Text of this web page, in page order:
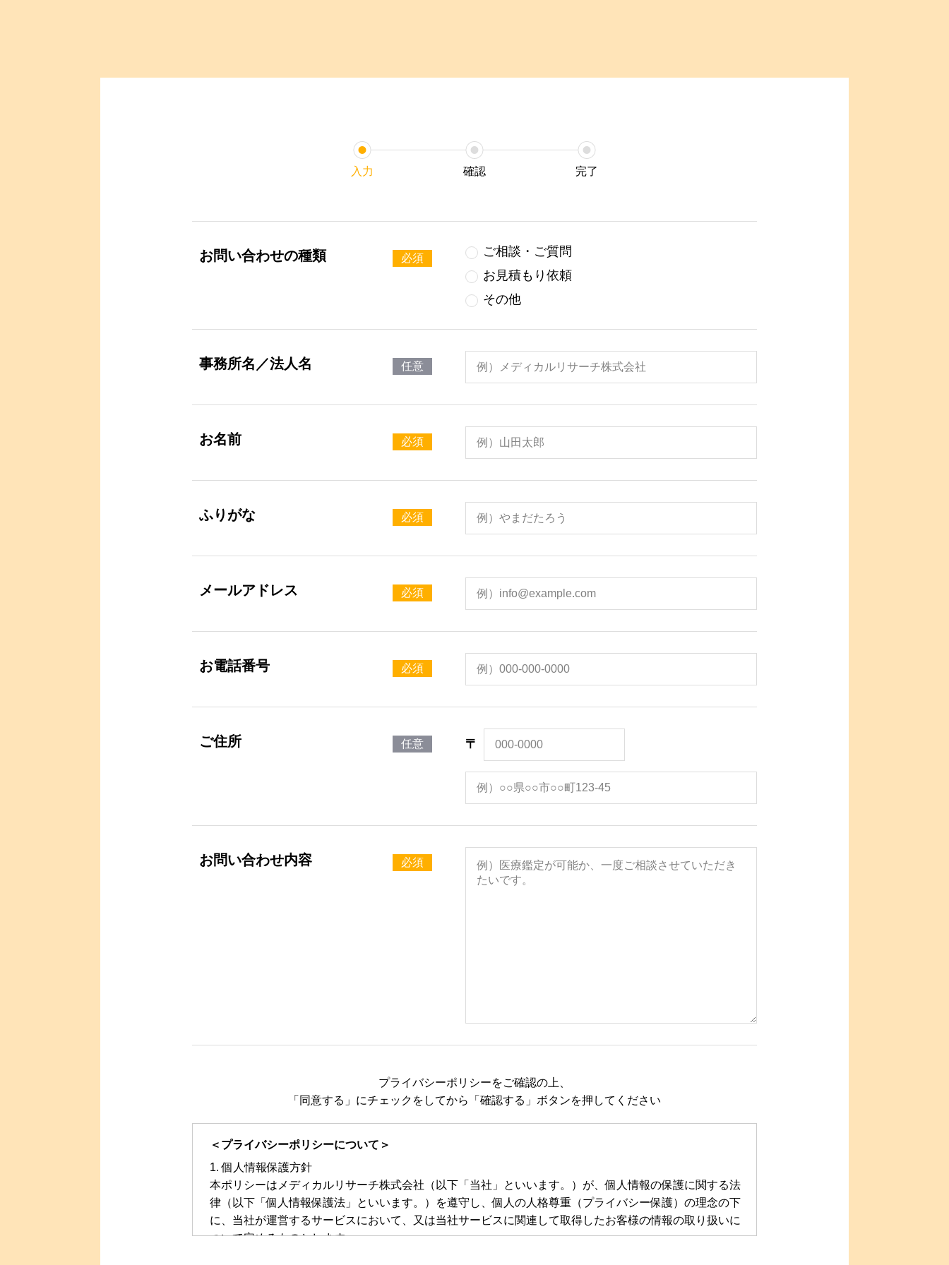
入力 確認 完了
お問い合わせの種類 必須
ご相談・ご質問
お見積もり依頼
その他
事務所名／法人名 任意
お名前 必須
ふりがな 必須
メールアドレス 必須
お電話番号 必須
ご住所 任意 〒
お問い合わせ内容 必須
プライバシーポリシーをご確認の上、
「同意する」にチェックをしてから
「確認する」ボタンを押してください
＜プライバシーポリシーについて＞
個人情報保護方針
本ポリシーはメディカルリサーチ株式会社（以下「当社」といいます。）が、個人情報の保護に関する法
律（以下「個人情報保護法」といいます。）を遵守し、個人の人格尊重（プライバシー保護）の理念の下
に、当社が運営するサービスにおいて、又は当社サービスに関連して取得したお客様の情報の取り扱いに
ついて定めるものとします。